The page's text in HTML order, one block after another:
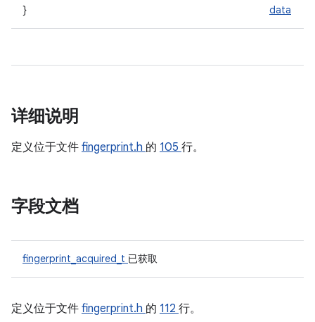
} data
详细说明
定义位于文件 fingerprint.h 的 105 行。
字段文档
fingerprint_acquired_t 已获取
定义位于文件 fingerprint.h 的 112 行。